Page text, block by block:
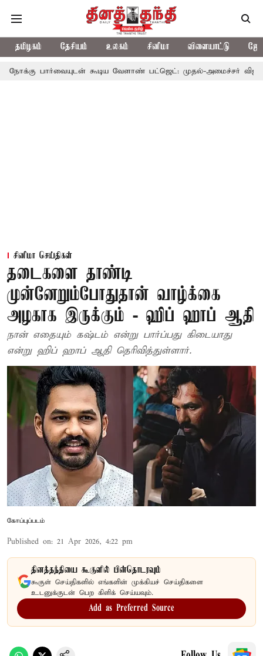
தமிழகம் தேசியம் உலகம் சினிமா விளையாட்டு
கூடிய வேளாண் பட்ஜெட்: முதல்-அமைச்சர் விஜய் தமிழக
சினிமா செய்திகள்
தடைகளை தாண்டி
முன்னேறும்போதுதான் வாழ்க்கை
அழகாக இருக்கும் - ஹிப் ஹாப் ஆதி
நான் எதையும் கஷ்டம் என்று பார்ப்பது கிடையாது
என்று ஹிப் ஹாப் ஆதி தெரிவித்துள்ளார்.
கோப்புப்படம்
Published on: 21 Apr 2026, 4:22 pm
தினத்தந்தியை கூகுளில் பின்தொடரவும்
கூகுள் செய்திகளில் எங்களின் முக்கியச் செய்திகளை
உடனுக்குடன் பெற கிளிக் செய்யவும்.
Add as Preferred Source